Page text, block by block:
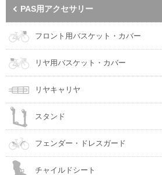
PAS用アクセサリー
フロント用バスケット・カバー
リヤ用バスケット・カバー
リヤキャリヤ
スタンド
フェンダー・ドレスガード
チャイルドシート